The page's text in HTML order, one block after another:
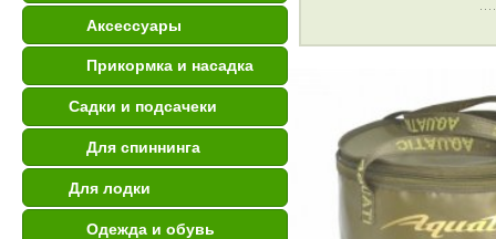
Аксессуары
Прикормка и насадка
Садки и подсачеки
Для спиннинга
Для лодки
Одежда и обувь